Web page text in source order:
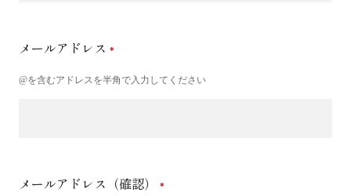
メールアドレス
@を含むアドレスを半角で入力してください
メールアドレス（確認）